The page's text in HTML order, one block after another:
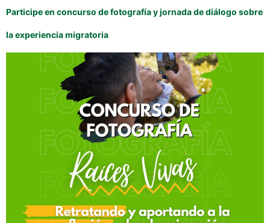
Participe en concurso de fotografía y jornada de diálogo sobre
la experiencia migratoria